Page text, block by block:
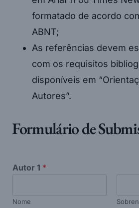
formatado de acordo
ABNT;
As referências devem
com os requisitos
disponíveis em
Autores”.
Formulário de
Autor 1 *
Nome